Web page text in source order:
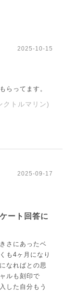
2025-10-15
らってます。
クトルマリン)
2025-09-17
ート回答に
さにあったベ
も4ヶ月になり
なればとの思
ルも刻印で
した自分もう